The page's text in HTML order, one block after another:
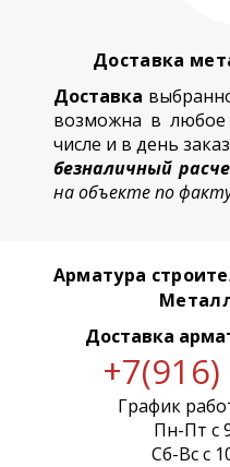
Доставка
Доставка
возможна в
числе и в день
безналичный
на объекте по
Арматура
Доставка
График
Пн-Пт с
Сб-Вс с